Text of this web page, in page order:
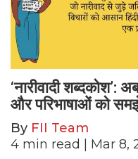
‘नारीवादी शब्दकोश’:
और परिभाषाओं को
By FII Team
4 min read | Mar 8,